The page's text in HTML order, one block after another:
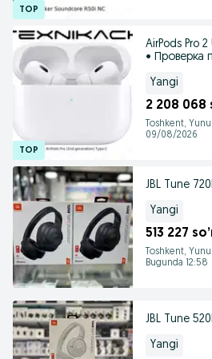
AirPods Pro
• Проверка
Yangi
2 208 068
Toshkent,
09/08/2026
Yangi
513 227
Toshkent,
Bugunda 12:58
Yangi